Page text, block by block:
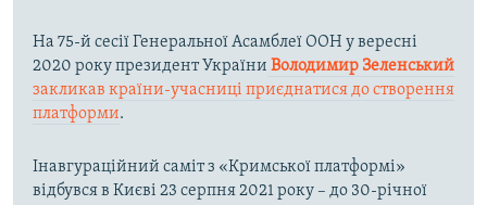
На 75-й сесії Генеральної Асамблеї ООН у вересні
2020 року президент України Володимир Зеленський
закликав країни-учасниці приєднатися до створення
платформи.
Інавгураційний саміт з «Кримської платформі»
відбувся в Києві 23 серпня 2021 року – до 30-річної